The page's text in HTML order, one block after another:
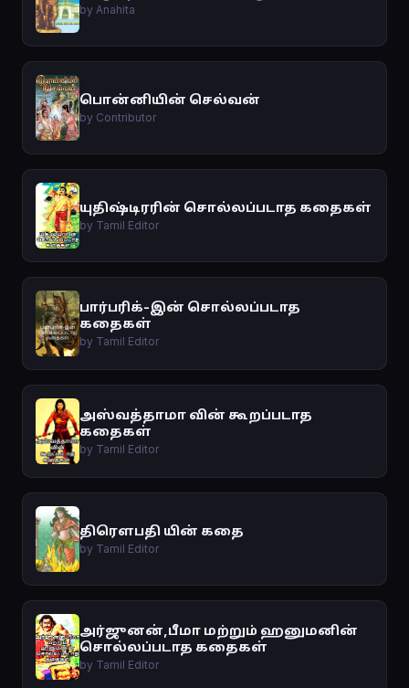
by Anahita
பொன்னியின் செல்வன்
by Contributor
யுதிஷ்டிரரின் சொல்லப்படாத கதைகள்
by Tamil Editor
பார்பரிக்-இன் சொல்லப்படாத
கதைகள்
by Tamil Editor
அஸ்வத்தாமா வின் கூறப்படாத
கதைகள்
by Tamil Editor
திரௌபதி யின் கதை
by Tamil Editor
அர்ஜுனன்,பீமா மற்றும் ஹனுமனின்
சொல்லப்படாத கதைகள்
by Tamil Editor